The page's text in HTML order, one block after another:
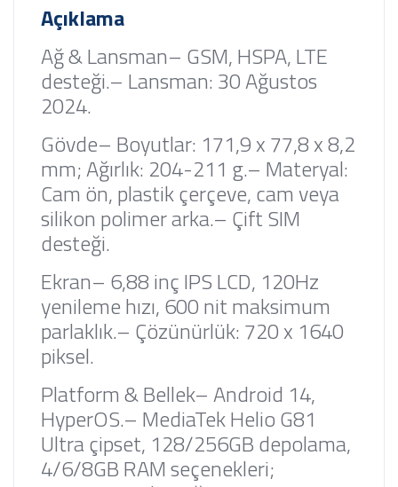
Açıklama
Ağ & Lansman– GSM, HSPA, LTE
desteği.– Lansman: 30 Ağustos
2024.
Gövde– Boyutlar: 171,9 x 77,8 x 8,2
mm; Ağırlık: 204-211 g.– Materyal:
Cam ön, plastik çerçeve, cam veya
silikon polimer arka.– Çift SIM
desteği.
Ekran– 6,88 inç IPS LCD, 120Hz
yenileme hızı, 600 nit maksimum
parlaklık.– Çözünürlük: 720 x 1640
piksel.
Platform & Bellek– Android 14,
HyperOS.– MediaTek Helio G81
Ultra çipset, 128/256GB depolama,
4/6/8GB RAM seçenekleri;